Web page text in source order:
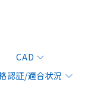
CAD
認証/適合状況